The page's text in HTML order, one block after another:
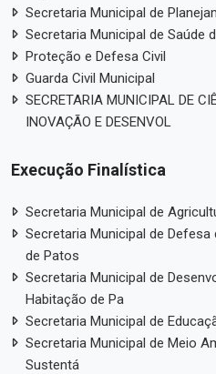
Secretaria Municipal de
Secretaria Municipal de Saúde
Proteção e Defesa Civil
Guarda Civil Municipal
SECRETARIA MUNICIPAL DE
INOVAÇÃO E DESENVOL
Execução Finalística
Secretaria Municipal de
Secretaria Municipal de Defesa
de Patos
Secretaria Municipal de
Habitação de Pa
Secretaria Municipal de
Secretaria Municipal de Meio
Sustentá